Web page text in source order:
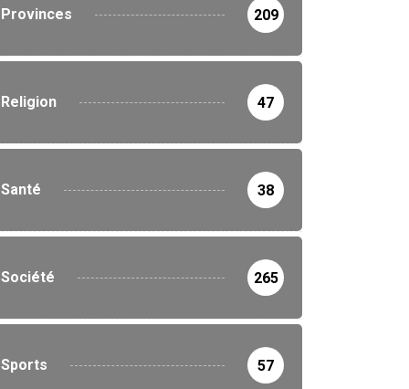
Provinces 209
Religion 47
Santé 38
Société 265
Sports 57